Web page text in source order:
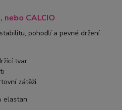
nebo CALCIO
pohodlí a pevné držení
tvar
zátěži
elastan